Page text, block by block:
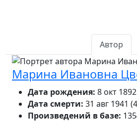
Автор
Марина Ивановна
Дата рождения: 8 окт 1892
Дата смерти: 31 авг 1941
Произведений в базе: